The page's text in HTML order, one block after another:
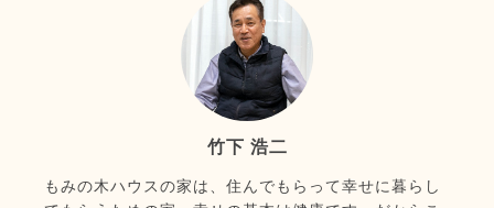
竹下 浩二
もみの木ハウスの家は、住んでもらって幸せに暮らし